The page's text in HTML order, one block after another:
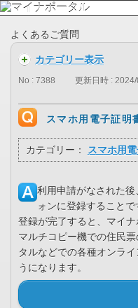
よくあるご質問
カテゴリー表示
No : 7388 更新日時 :
スマホ用電子証明
カテゴリー： スマホ用
利用申請がなされた
ォンに登録することで
登録が完了すると、マイ
マルチコピー機での住民
タルなどでの各種オンラ
うになります。